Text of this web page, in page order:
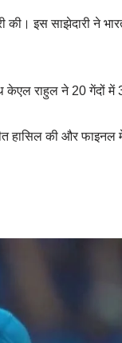
इस साझेदारी ने
राहुल ने 20 गेंदों में
हासिल की और